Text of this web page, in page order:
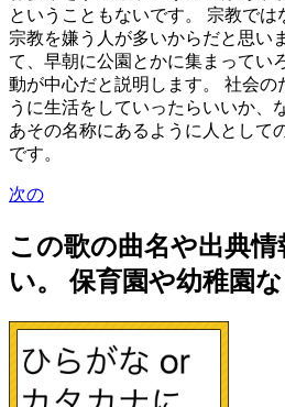
ということもないです。 宗教で
宗教を嫌う人が多いからだと思い
て、早朝に公園とかに集まってい
動が中心だと説明します。 社会の
うに生活をしていったらいいか、
あその名称にあるように人として
です。
次の
この歌の曲名や出典情
い。 保育園や幼稚園